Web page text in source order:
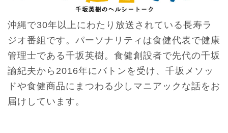
沖縄で30年以上にわたり放送されている長寿ラ
ジオ番組です。パーソナリティは食健代表で健康
管理士である千坂英樹。食健創設者で先代の千坂
諭紀夫から2016年にバトンを受け、千坂メソッ
ドや食健商品にまつわる少しマニアックな話をお
届けしています。